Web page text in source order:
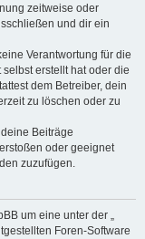
zeitweise oder
und dir ein
Verantwortung für die
erstellt hat oder die
dem Betreiber, dein
zu löschen oder zu
Beiträge
oder geeignet
zuzufügen.
um eine unter der „
Foren-Software